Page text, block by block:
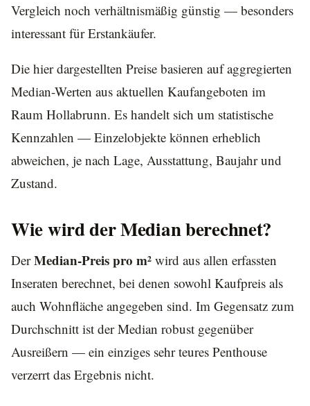
Vergleich noch verhältnismäßig günstig — besonders
interessant für Erstankäufer.
Die hier dargestellten Preise basieren auf aggregierten
Median-Werten aus aktuellen Kaufangeboten im
Raum Hollabrunn. Es handelt sich um statistische
Kennzahlen — Einzelobjekte können erheblich
abweichen, je nach Lage, Ausstattung, Baujahr und
Zustand.
Wie wird der Median berechnet?
DerMedian-Preis pro m² wird aus allen erfassten
Inseraten berechnet, bei denen sowohl Kaufpreis als
auch Wohnfläche angegeben sind. Im Gegensatz zum
Durchschnitt ist der Median robust gegenüber
Ausreißern — ein einziges sehr teures Penthouse
verzerrt das Ergebnis nicht.